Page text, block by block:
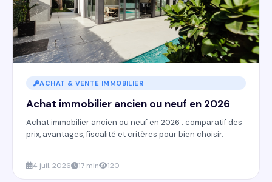
ACHAT & VENTE IMMOBILIER
Achat immobilier ancien ou neuf en 2026
Achat immobilier ancien ou neuf en 2026 : comparatif des
prix, avantages, fiscalité et critères pour bien choisir.
4 juil. 2026 17 min 120